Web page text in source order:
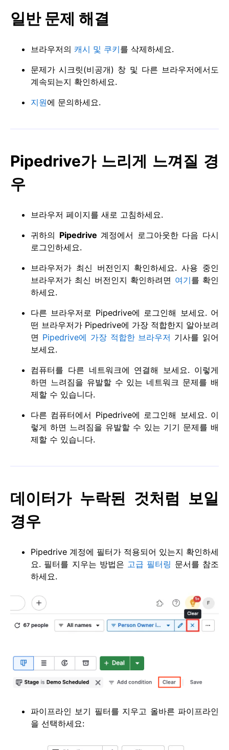
일반 문제 해결
브라우저의 캐시 및 쿠키를 삭제하세요.
문제가 시크릿(비공개) 창 및 다른 브라우저에서도
계속되는지 확인하세요.
지원에 문의하세요.
Pipedrive가 느리게 느껴질 경
우
브라우저 페이지를 새로 고침하세요.
귀하의 Pipedrive 계정에서 로그아웃한 다음 다시
로그인하세요.
브라우저가 최신 버전인지 확인하세요. 사용 중인
브라우저가 최신 버전인지 확인하려면 여기를 확인
하세요.
다른 브라우저로 Pipedrive에 로그인해 보세요. 어
떤 브라우저가 Pipedrive에 가장 적합한지 알아보려
면 Pipedrive에 가장 적합한 브라우저 기사를 읽어
보세요.
컴퓨터를 다른 네트워크에 연결해 보세요. 이렇게
하면 느려짐을 유발할 수 있는 네트워크 문제를 배
제할 수 있습니다.
다른 컴퓨터에서 Pipedrive에 로그인해 보세요. 이
렇게 하면 느려짐을 유발할 수 있는 기기 문제를 배
제할 수 있습니다.
데이터가 누락된 것처럼 보일
경우
Pipedrive 계정에 필터가 적용되어 있는지 확인하세
요. 필터를 지우는 방법은 고급 필터링 문서를 참조
하세요.
파이프라인 보기 필터를 지우고 올바른 파이프라인
을 선택하세요: